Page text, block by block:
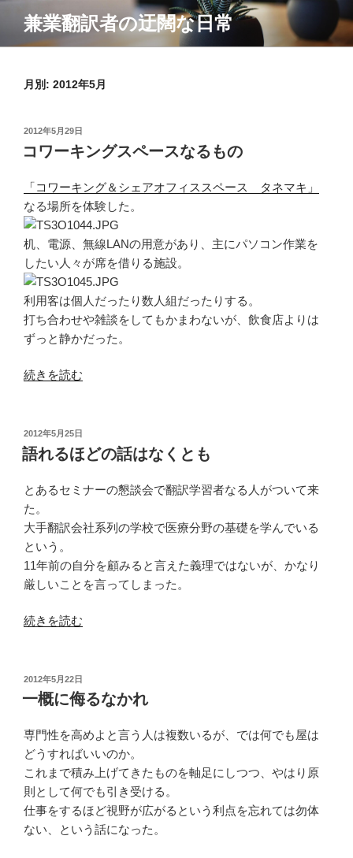
テ
兼業翻訳者の迂闊な日常
月別: 2012年5月
投
稿
日:
2012年5月29日
コワーキングスペースなるもの
「コワーキング＆シェアオフィススペース タネマキ」
なる場所を体験した。
机、電源、無線LANの用意があり、主にパソコン作業を
したい人々が席を借りる施設。
利用客は個人だったり数人組だったりする。
打ち合わせや雑談をしてもかまわないが、飲食店よりは
ずっと静かだった。
“コ
キ
ン
ス
ペ
ー
ス
な
る
の”
続きを読む
投
稿
日:
2012年5月25日
語れるほどの話はなくとも
とあるセミナーの懇談会で翻訳学習者なる人がついて来
た。
大手翻訳会社系列の学校で医療分野の基礎を学んでいる
という。
11年前の自分を顧みると言えた義理ではないが、かなり
厳しいことを言ってしまった。
“語
ほ
ど
話
は
な
く
と
も”
続きを読む
投
2012年5月22日
一概に侮るなかれ
専門性を高めよと言う人は複数いるが、では何でも屋は
どうすればいいのか。
これまで積み上げてきたものを軸足にしつつ、やはり原
則として何でも引き受ける。
仕事をするほど視野が広がるという利点を忘れては勿体
ない、という話になった。